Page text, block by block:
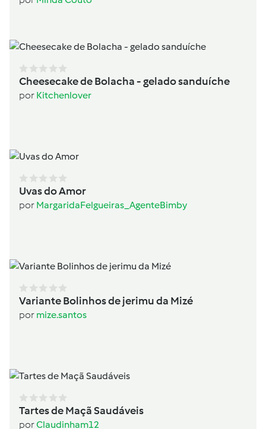
Cheesecake de Bolacha - gelado sanduíche
por Kitchenlover
Uvas do Amor
por MargaridaFelgueiras_AgenteBimby
Variante Bolinhos de jerimu da Mizé
por mize.santos
Tartes de Maçã Saudáveis
porClaudinham12